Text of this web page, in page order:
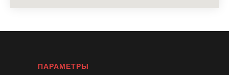
ПАРАМЕТРЫ